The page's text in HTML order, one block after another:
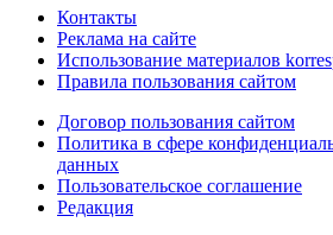
Контакты
Реклама на сайте
Использование материалов
Правила пользования сайтом
Договор пользования сайтом
Политика в сфере
данных
Пользовательское соглашение
Редакция